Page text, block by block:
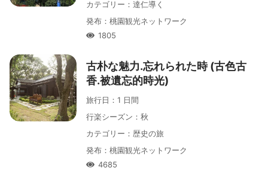
カテゴリー ： 達仁導く
発布 ： 桃園観光ネットワーク
人氣1805
古朴な魅力․忘れられた時 (古色古
香․被遺忘的時光)
旅行日 ： 1 日間
行楽シーズン ： 秋
カテゴリー ： 歴史の旅
発布 ： 桃園観光ネットワーク
人氣4685